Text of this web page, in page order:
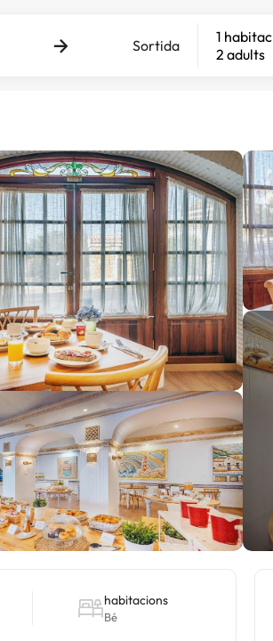
Sortida
1
2 adults
habitacions
Bé